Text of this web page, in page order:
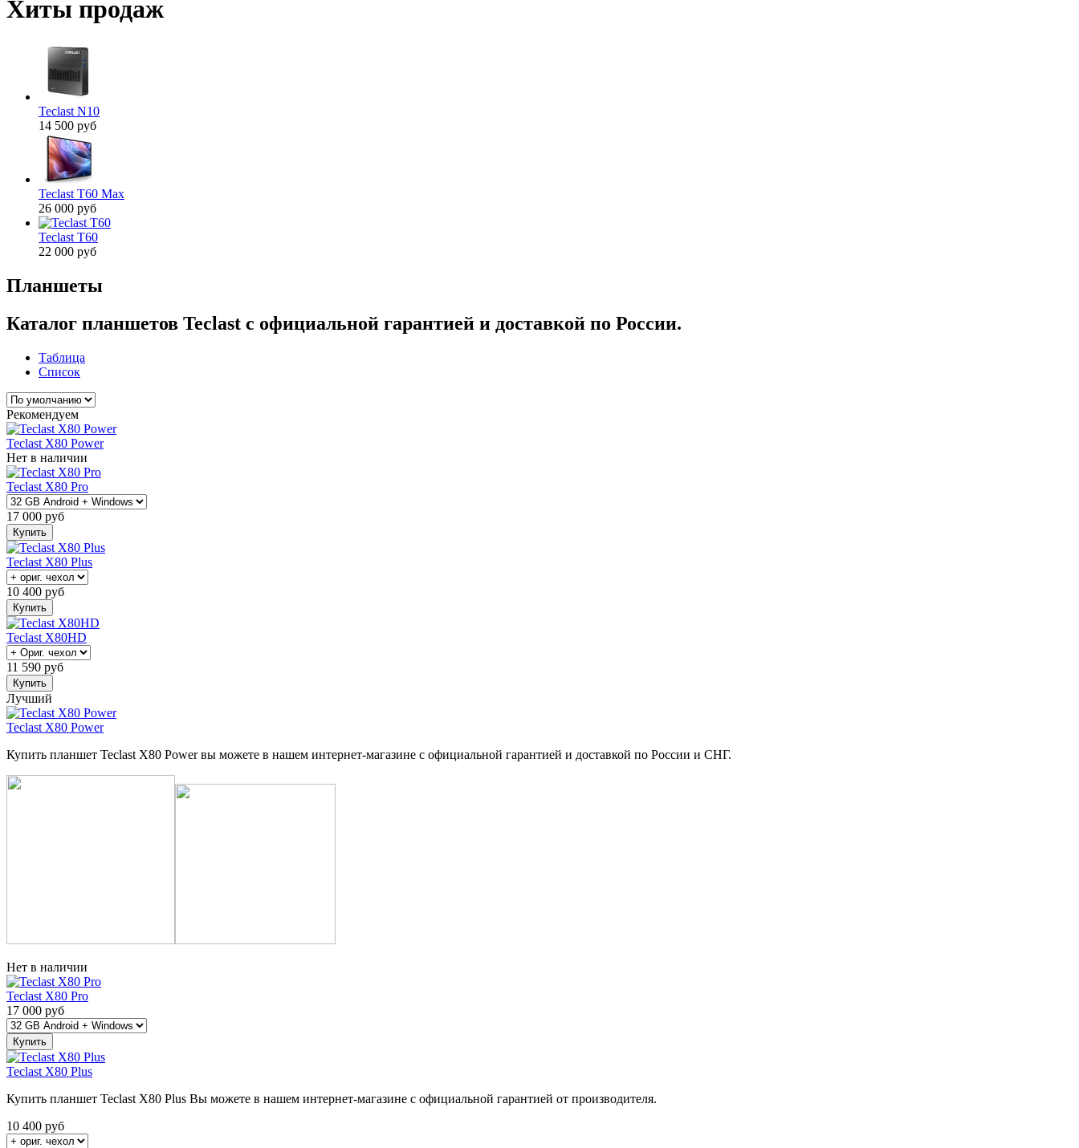
Хиты продаж
Teclast N10
14 500 руб
Teclast T60 Max
26 000 руб
Teclast T60
22 000 руб
Планшеты
Каталог планшетов Teclast с официальной гарантией и доставкой по России.
Таблица
Список
Рекомендуем
Teclast X80 Power
Нет в наличии
Teclast X80 Pro
17 000 руб
Купить
Teclast X80 Plus
10 400 руб
Купить
Teclast X80HD
11 590 руб
Купить
Лучший
Teclast X80 Power
Купить планшет Teclast X80 Power вы можете в нашем интернет-магазине с официальной гарантией и доставкой по России и СНГ.
Нет в наличии
Teclast X80 Pro
17 000 руб
Купить
Teclast X80 Plus
Купить планшет Teclast X80 Plus Вы можете в нашем интернет-магазине с официальной гарантией от производителя.
10 400 руб